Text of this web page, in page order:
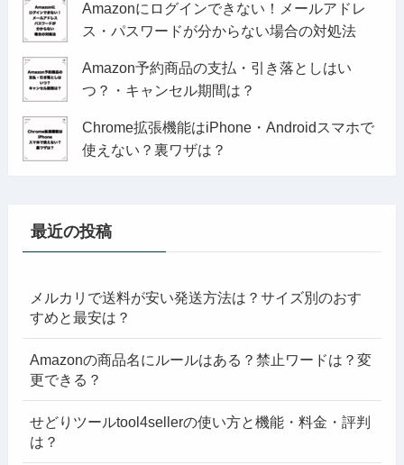
Amazonにログインできない！メールアドレ
ス・パスワードが分からない場合の対処法
Amazon予約商品の支払・引き落としはい
つ？・キャンセル期間は？
Chrome拡張機能はiPhone・Androidスマホで
使えない？裏ワザは？
最近の投稿
メルカリで送料が安い発送方法は？サイズ別のおす
すめと最安は？
Amazonの商品名にルールはある？禁止ワードは？変
更できる？
せどりツールtool4sellerの使い方と機能・料金・評判
は？